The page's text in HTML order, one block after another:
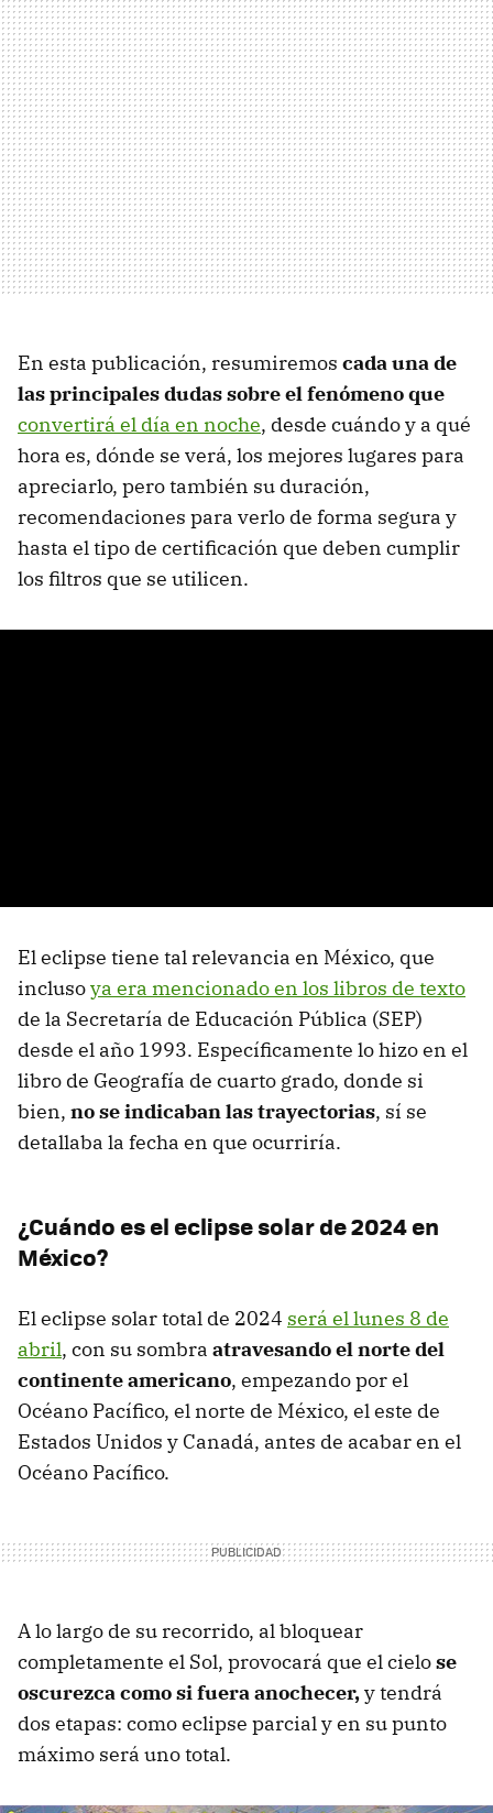
En esta publicación, resumiremos cada una de
las principales dudas sobre el fenómeno que
convertirá el día en noche, desde cuándo y a qué
hora es, dónde se verá, los mejores lugares para
apreciarlo, pero también su duración,
recomendaciones para verlo de forma segura y
hasta el tipo de certificación que deben cumplir
los filtros que se utilicen.
El eclipse tiene tal relevancia en México, que
inclusoya era mencionado en los libros de texto
de la Secretaría de Educación Pública (SEP)
desde el año 1993. Específicamente lo hizo en el
libro de Geografía de cuarto grado, donde si
bien, no se indicaban las trayectorias, sí se
detallaba la fecha en que ocurriría.
¿Cuándo es el eclipse solar de 2024 en
México?
El eclipse solar total de 2024 será el lunes 8 de
abril, con su sombra atravesando el norte del
continente americano, empezando por el
Océano Pacífico, el norte de México, el este de
Estados Unidos y Canadá, antes de acabar en el
Océano Pacífico.
A lo largo de su recorrido, al bloquear
completamente el Sol, provocará que el cielose
oscurezca como si fuera anochecer,y tendrá
dos etapas: como eclipse parcial y en su punto
máximo será uno total.